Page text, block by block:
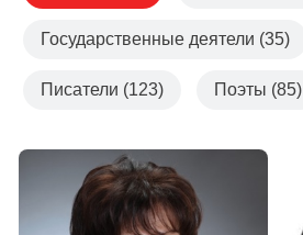
Государственные деятели (35)
Писатели (123) Поэты (85)